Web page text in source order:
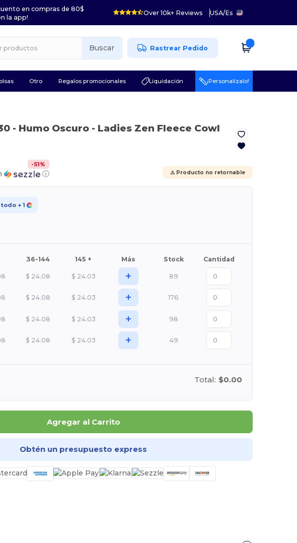
en compras de 80$
la app!
Over 10k+ Reviews USA/Es
Buscar Rastrear Pedido
Otro Regalos promocionales Liquidación ¡Personalízalo!
- Humo Oscuro- Ladies Zen Fleece Cowl
-51%
ⓘ ⚠️ Producto no retornable
todo + 1
36-144 145 + Más Stock Cantidad
$ 24.08 $ 24.03 + 89
$ 24.08 $ 24.03 + 176
$ 24.08 $ 24.03 + 98
$ 24.08 $ 24.03 + 49
Total: $0.00
Agregar al Carrito
Obtén un presupuesto express